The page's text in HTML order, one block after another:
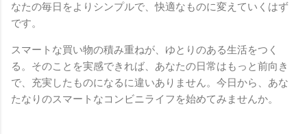
なたの毎日をよりシンプルで、快適なものに変えていくはず
です。
スマートな買い物の積み重ねが、ゆとりのある生活をつく
る。そのことを実感できれば、あなたの日常はもっと前向き
で、充実したものになるに違いありません。今日から、あな
たなりのスマートなコンビニライフを始めてみませんか。